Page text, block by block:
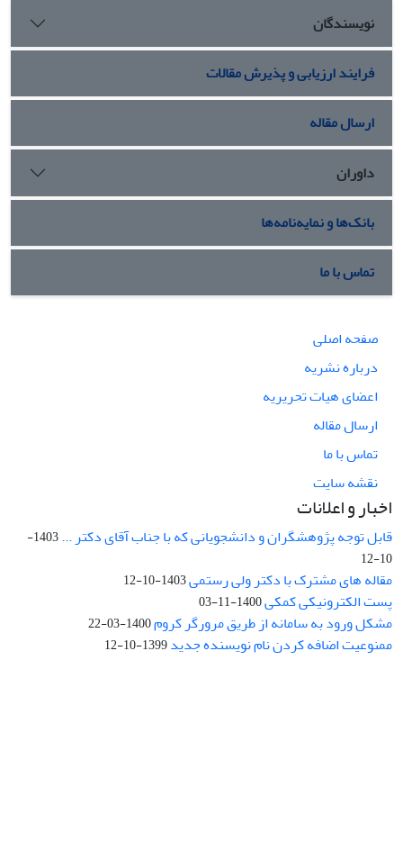
نویسندگان
فرایند ارزیابی و پذیرش مقالات
ارسال مقاله
داوران
بانک‌ها و نمایه‌نامه‌ها
تماس با ما
صفحه اصلی
درباره نشریه
اعضای هیات تحریریه
ارسال مقاله
تماس با ما
نقشه سایت
اخبار و اعلانات
قابل توجه پژوهشگران و دانشجویانی که با جناب آقای دکتر ...
1403-
10-12
مقاله های مشترک با دکتر ولی رستمی1403-10-12
پست الکترونیکی کمکی1400-11-03
مشکل ورود به سامانه از طریق مرورگر کروم1400-03-22
ممنوعیت اضافه کردن نام نویسنده جدید1399-10-12